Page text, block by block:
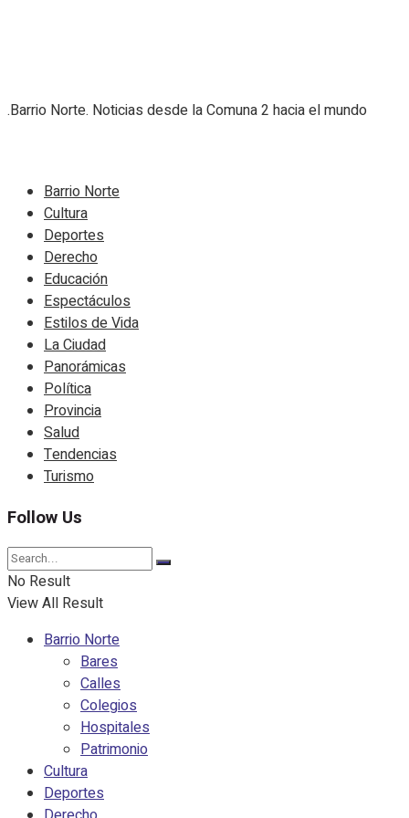
.Barrio Norte. Noticias desde la Comuna 2 hacia el mundo
Barrio Norte
Cultura
Deportes
Derecho
Educación
Espectáculos
Estilos de Vida
La Ciudad
Panorámicas
Política
Provincia
Salud
Tendencias
Turismo
Follow Us
No Result
View All Result
Barrio Norte
Bares
Calles
Colegios
Hospitales
Patrimonio
Cultura
Deportes